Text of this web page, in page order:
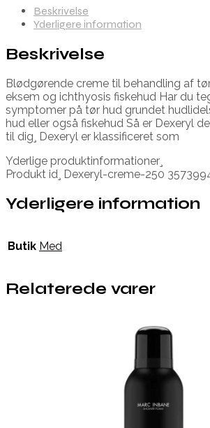
Beskrivelse
Yderligere information
Beskrivelse
Blødgørende creme til behandling af
eksem og ichthyosis fiskehud Har du
symptomer på tør hud grundet
hud eller også fiskehud Så er Dexeryl
til dig¸ Dexeryl er klassificeret som
Yderlige produktinformationer¸
Produkt id¸ Dexeryl-creme-250
Yderligere information
Butik Med
Relaterede varer